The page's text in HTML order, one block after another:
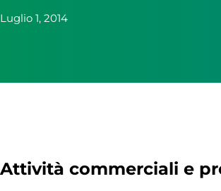
Luglio 1, 2014
Attività commerciali e